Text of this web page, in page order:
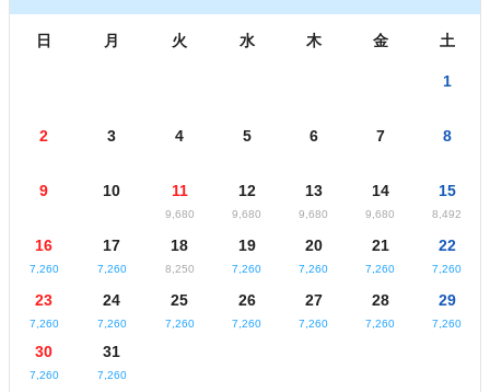
日 月 火 水 木 金 土
1
2 3 4 5 6 7 8
9 10 11
9,680
12
9,680
13
9,680
14
9,680
15
8,492
16
7,260
17
7,260
18
8,250
19
7,260
20
7,260
21
7,260
22
7,260
23
7,260
24
7,260
25
7,260
26
7,260
27
7,260
28
7,260
29
7,260
30
7,260
31
7,260